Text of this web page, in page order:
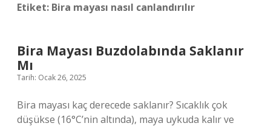
Etiket: Bira mayası nasıl canlandırılır
Bira Mayası Buzdolabında Saklanır
Mı
Tarih: Ocak 26, 2025
Bira mayası kaç derecede saklanır? Sıcaklık çok
düşükse (16°C’nin altında), maya uykuda kalır ve